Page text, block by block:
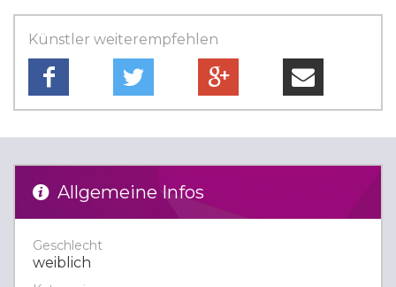
Künstler weiterempfehlen
Allgemeine Infos
Geschlecht
weiblich